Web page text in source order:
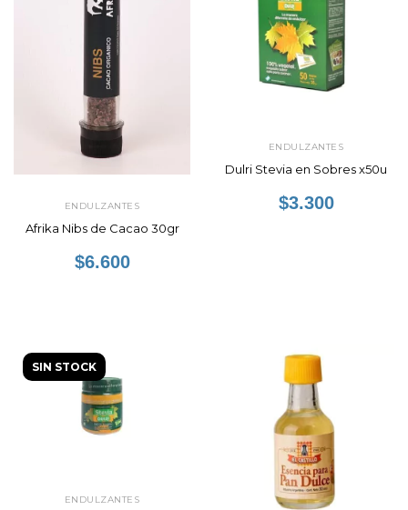
ENDULZANTES
Afrika Nibs de Cacao 30gr
$6.600
ENDULZANTES
Dulri Stevia en Sobres x50u
$3.300
SIN STOCK
ENDULZANTES